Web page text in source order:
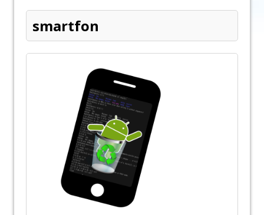
smartfon